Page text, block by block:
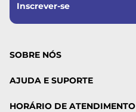
Inscrever-se
SOBRE NÓS
AJUDA E SUPORTE
HORÁRIO DE ATENDIMENTO